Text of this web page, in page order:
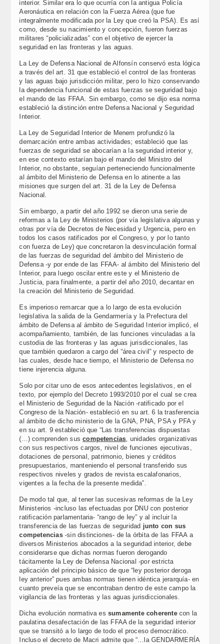
interior. Similar era lo que ocurría con la antigua Policía
Aeronáutica en relación con la Fuerza Aérea (que fue
integralmente modificada por la Ley que creó la PSA). Es así
como, desde su nacimiento y concepción, fueron fuerzas
militares “policializadas” con el objetivo de ejercer la
seguridad en las fronteras y las aguas.
La Ley de Defensa Nacional de Alfonsín conservó esta lógica
a través del art. 31 que estableció el control de las fronteras
y las aguas bajo jurisdicción militar, pero lo hizo conservando
la dependencia funcional de estas fuerzas se seguridad bajo
el mando de las FFAA. Sin embargo, como se dijo esa norma
estableció la distinción entre Defensa Nacional y Seguridad
Interior.
La Ley de Seguridad Interior de Menem profundizó la
demarcación entre ambas actividades; estableció que las
fuerzas de seguridad se abocarían a la seguridad interior y,
en ese contexto estarían bajo el mando del Ministro del
Interior, no obstante, seguían perteneciendo funcionalmente
al ámbito del Ministerio de Defensa en lo atinente a las
misiones que surgen del art. 31 de la Ley de Defensa
Nacional.
Sin embargo, a partir del año 1992 se dieron una serie de
reformas a la Ley de Ministerios (por vía legislativa algunas y
otras por vía de Decretos de Necesidad y Urgencia, pero en
todos los casos ratificados por el Congreso, y por lo tanto
con fuerza de Ley) que concretaron la desvinculación formal
de las fuerzas de seguridad del ámbito del Ministerio de
Defensa -y por ende de las FFAA- al ámbito del Ministerio del
Interior, para luego oscilar entre este y el Ministerio de
Justicia, para finalmente, a partir del año 2010, decantar en
la creación del Ministerio de Seguridad.
Es imperioso remarcar que a lo largo de esta evolución
legislativa la salida de la Gendarmería y la Prefectura del
ámbito de Defensa al ámbito de Seguridad Interior implicó, el
acompañamiento, también, de las funciones vinculadas a la
custodia de las fronteras y las aguas jurisdiccionales, las
que también quedaron a cargo del “área civil” y respecto de
las cuales, desde hace tiempo, el Ministerio de Defensa no
tiene injerencia alguna.
Solo por citar uno de esos antecedentes legislativos, en el
texto, por ejemplo del Decreto 1993/2010 por el cual se crea
el Ministerio de Seguridad de la Nación -ratificado por el
Congreso de la Nación- estableció en su art. 6 la trasferencia
al ámbito de dicho ministerio de la GNA, PNA, PSA y PFA y
en su art. 9 estableció que “Las transferencias dispuestas
(…) comprenden suscompetencias , unidades organizativas
con sus respectivos cargos, nivel de funciones ejecutivas,
dotaciones de personal, patrimonio, bienes y créditos
presupuestarios, manteniendo el personal transferido sus
respectivos niveles y grados de revista escalafonarios,
vigentes a la fecha de la presente medida”.
De modo tal que, al tener las sucesivas reformas de la Ley
Ministerios -incluso las efectuadas por DNU con posterior
ratificación parlamentaria- “rango de ley” y al incluir la
transferencia de las fuerzas de seguridad junto con sus
competencias-sin distinciones- de la órbita de las FFAA a
diversos Ministerios abocados a la seguridad interior, debe
considerarse que dichas normas fueron derogando
tácitamente la Ley de Defensa Nacional -por estricta
aplicación del principio básico de que “ley posterior deroga
ley anterior” pues ambas normas tienen idéntica jerarquía- en
cuanto preveía que se encontraban dentro de este campo la
vigilancia de las fronteras y las aguas jurisdiccionales.
Dicha evolución normativa essumamente coherentecon la
paulatina desafectación de las FFAA de la seguridad interior
que se transitó a lo largo de todo el proceso democrático.
Incluso el decreto de Macri admite que “…la GENDARMERÍA